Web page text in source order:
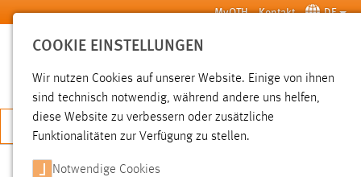
Zum Hauptinhalt springen MyOTH Kontakt DE
SUCHE
JETZT BEWERBEN
Hochschule Aktuelles News der OTH Amberg-Weiden
COOKIE EINSTELLUNGEN
Wir nutzen Cookies auf unserer Website. Einige von ihnen
sind technisch notwendig, während andere uns helfen,
diese Website zu verbessern oder zusätzliche
Funktionalitäten zur Verfügung zu stellen.
Notwendige Cookies